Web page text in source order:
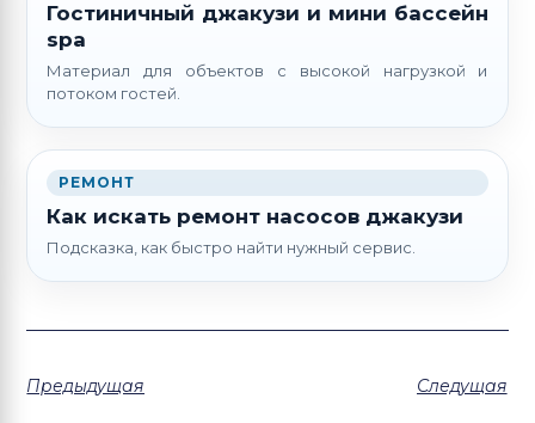
Гостиничный джакузи и мини бассейн
spa
Материал для объектов с высокой нагрузкой и
потоком гостей.
РЕМОНТ
Как искать ремонт насосов джакузи
Подсказка, как быстро найти нужный сервис.
Предыдущая Следущая